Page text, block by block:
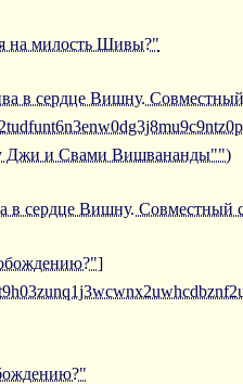
на милость Шивы?"
в сердце Вишну.
Джи и Свами Вишвананды"")
сердце Вишну. Совместный